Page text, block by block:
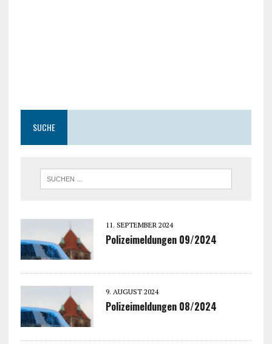
SUCHE
11. SEPTEMBER 2024
Polizeimeldungen 09/2024
9. AUGUST 2024
Polizeimeldungen 08/2024